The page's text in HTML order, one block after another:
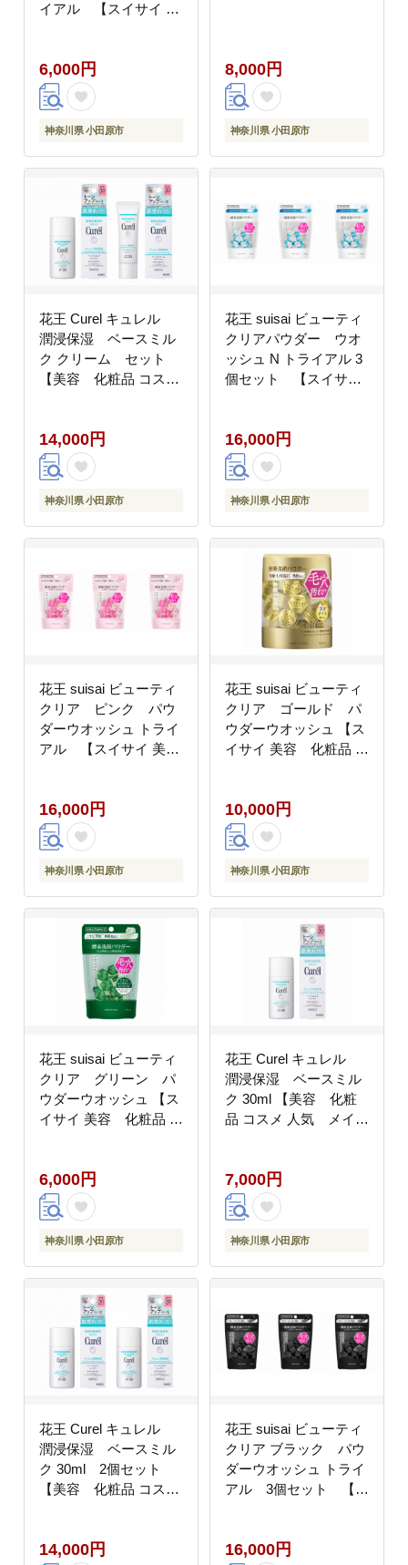
イアル 【スイサイ 美
酵素洗顔 パウダー 角栓
毛穴 黒ずみ 除去 皮脂
分解 肌 保湿 潤い
うるおい つるつる
酸Na モイスチャー
アボカド油 個包装
トラベル 旅行 金
15個 神奈川県 小田原
市】
6,000円
神奈川県 小田原市
8,000円
神奈川県 小田原市
花王 Curel キュレル
潤浸保湿 ベースミル
ク クリーム セット
【美容 化粧品 コスメ
ミルク クリーム ト
ーンアップ 乾燥 敏感
肌 乾燥肌 紫外線 セラ
ミドケア 保湿 潤い
ケミカル 無香料 無着
ガースクワラン 肌荒
れ SPF30 医薬部外品
神奈川県 小田原市 】
14,000円
神奈川県 小田原市
花王 suisai ビューティ
クリアパウダー ウオ
ッシュ N トライアル 3
個セット 【スイサイ
素 酵素洗顔 パウダー
透明感 ニキビ 角質 角
栓 毛穴 黒ずみ ザラつ
き 除去 皮脂 分解 肌
個包装 トラベル 旅行
15個×3 神奈川県 小
田原市】
16,000円
神奈川県 小田原市
花王 suisai ビューティ
クリア ピンク パウ
ダーウオッシュ トライ
アル 【スイサイ 美
酵素洗顔 パウダー 角質
角栓 毛穴 黒ずみ 除去
皮脂 吸着 肌 保湿 潤
い うるおい しっと
ン酸Na モイスチャ
ー かさつき テカ
リ 個包装 トラベル
旅行 モモ果汁 ピン
ク 15個 神奈川県 小
田原市】
16,000円
神奈川県 小田原市
花王 suisai ビューティ
クリア ゴールド パ
ウダーウオッシュ 【ス
イサイ 美容 化粧品 コ
ウダー 角栓 毛穴 黒ず
み 除去 皮脂 分解 肌
保湿 潤い うるお
い つるつる しっと
モイスチャー アボカ
ド油 個包装 トラベ
ル 旅行 金 32個 神
奈川県 小田原市】
10,000円
神奈川県 小田原市
花王 suisai ビューティ
クリア グリーン パ
ウダーウオッシュ 【ス
イサイ 美容 化粧品 コ
ウダー 角質 角栓 毛穴
黒ずみ 皮脂 除去 ニキ
ビ さっぱり つるつ
る CICA ヒアルロン
かさつき テカリ 個
包装 トラベル 旅行
緑 15個 神奈川県 小
田原市】
6,000円
神奈川県 小田原市
花王 Curel キュレル
潤浸保湿 ベースミル
ク 30ml 【美容 化粧
品 コスメ 人気 メイ
ーンアップ 乾燥 敏感
肌 乾燥肌 紫外線 セラ
ミドケア 保湿 潤い
うるおい さらさら 消
香料 無着色 ノンアルコ
ン 肌荒れ SPF30 医
薬部外品 神奈川県 小田
原市 】
7,000円
神奈川県 小田原市
花王 Curel キュレル
潤浸保湿 ベースミル
ク 30ml 2個セット
【美容 化粧品 コスメ
ミルク トーンアッ
14,000円
花王 suisai ビューティ
クリア ブラック パウ
ダーウオッシュ トライ
アル 3個セット 【ス
洗顔 酵素 酵素洗顔 パ
16,000円